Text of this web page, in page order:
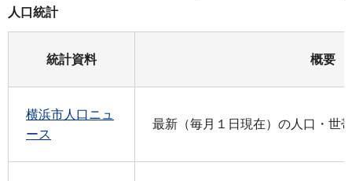
人口統計
統計資料 概要
横浜市人口ニュ
ース
最新（毎月１日現在）の人口・世